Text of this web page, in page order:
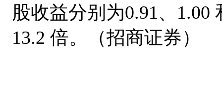
股收益分别为0.91、1.00
13.2 倍。（招商证券）